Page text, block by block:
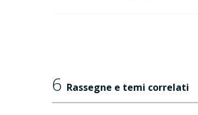
6 Rassegne e temi correlati